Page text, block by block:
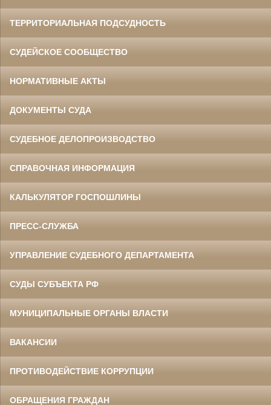
ТЕРРИТОРИАЛЬНАЯ ПОДСУДНОСТЬ
СУДЕЙСКОЕ СООБЩЕСТВО
НОРМАТИВНЫЕ АКТЫ
ДОКУМЕНТЫ СУДА
СУДЕБНОЕ ДЕЛОПРОИЗВОДСТВО
СПРАВОЧНАЯ ИНФОРМАЦИЯ
КАЛЬКУЛЯТОР ГОСПОШЛИНЫ
ПРЕСС-СЛУЖБА
УПРАВЛЕНИЕ СУДЕБНОГО ДЕПАРТАМЕНТА
СУДЫ СУБЪЕКТА РФ
МУНИЦИПАЛЬНЫЕ ОРГАНЫ ВЛАСТИ
ВАКАНСИИ
ПРОТИВОДЕЙСТВИЕ КОРРУПЦИИ
ОБРАЩЕНИЯ ГРАЖДАН